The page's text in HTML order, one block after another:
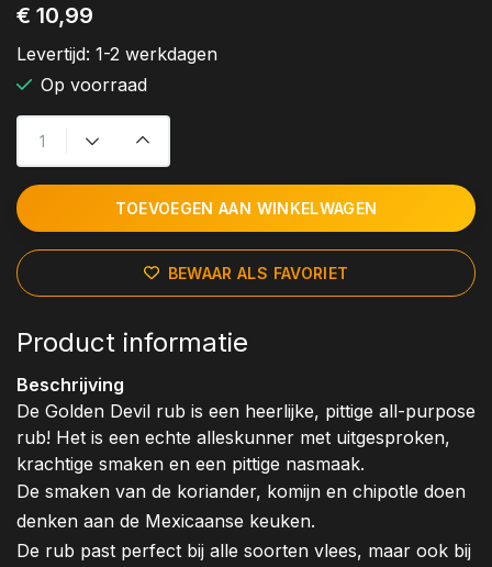
€ 10,99
Levertijd: 1-2 werkdagen
Op voorraad
TOEVOEGEN AAN WINKELWAGEN
BEWAAR ALS FAVORIET
Product informatie
Beschrijving
De Golden Devil rub is een heerlijke, pittige all-purpose
rub! Het is een echte alleskunner met uitgesproken,
krachtige smaken en een pittige nasmaak.
De smaken van de koriander, komijn en chipotle doen
denken aan de Mexicaanse keuken.
De rub past perfect bij alle soorten vlees, maar ook bij